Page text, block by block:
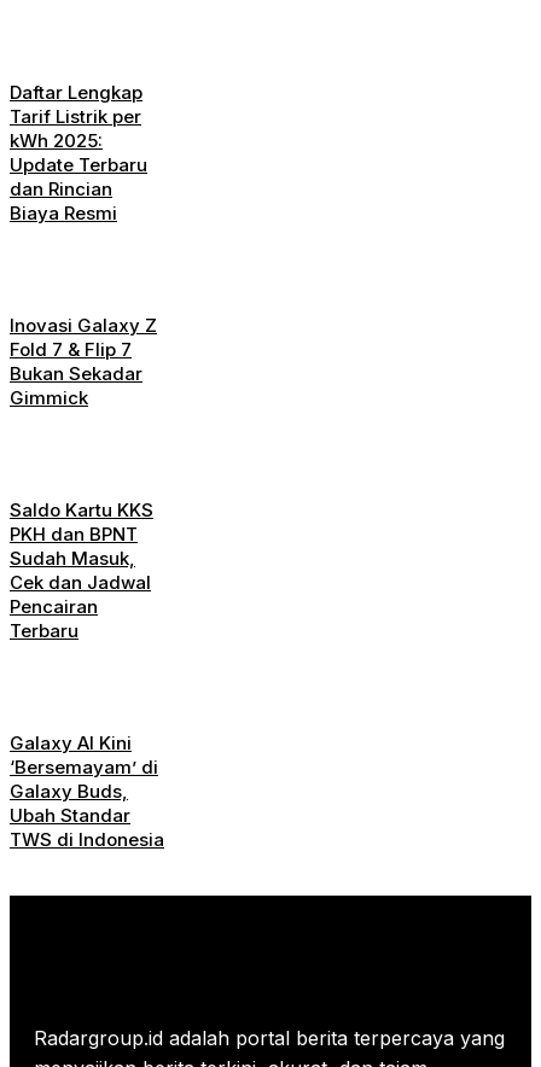
Daftar Lengkap
Tarif Listrik per
kWh 2025:
Update Terbaru
dan Rincian
Biaya Resmi
Inovasi Galaxy Z
Fold 7 & Flip 7
Bukan Sekadar
Gimmick
Saldo Kartu KKS
PKH dan BPNT
Sudah Masuk,
Cek dan Jadwal
Pencairan
Terbaru
Galaxy AI Kini
‘Bersemayam’ di
Galaxy Buds,
Ubah Standar
TWS di Indonesia
Radargroup.id adalah portal berita terpercaya yang